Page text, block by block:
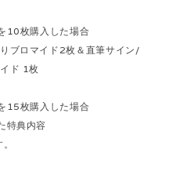
10枚購入した場合
ブロマイド2枚＆直筆サイン/
ド 1枚
15枚購入した場合
特典内容